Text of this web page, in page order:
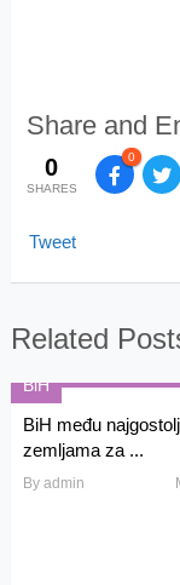
Share and
0
SHARES
0
Tweet
Related
BiH
BiH među
zemljama za ...
By admin